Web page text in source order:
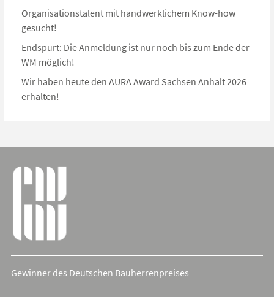
Organisationstalent mit handwerklichem Know-how
gesucht!
Endspurt: Die Anmeldung ist nur noch bis zum Ende der
WM möglich!
Wir haben heute den AURA Award Sachsen Anhalt 2026
erhalten!
Gewinner des Deutschen Bauherrenpreises